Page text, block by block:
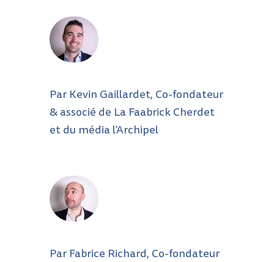
Par Kevin Gaillardet, Co-fondateur
& associé de La Faabrick Cherdet
et du média l’Archipel
Par Fabrice Richard, Co-fondateur